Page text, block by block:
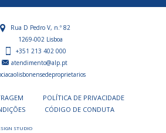
Rua D Pedro V, n.º 82
1269-002 Lisboa
+351 213 402 000
atendimento@alp.pt
POLÍTICA DE PRIVACIDADE
CÓDIGO DE CONDUTA
STUDIO